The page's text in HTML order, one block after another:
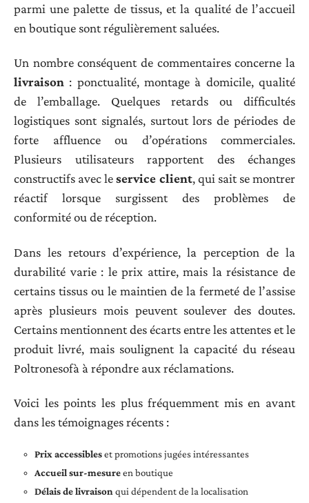
parmi une palette de tissus, et la qualité de l’accueil
en boutique sont régulièrement saluées.
Un nombre conséquent de commentaires concerne la
livraison : ponctualité, montage à domicile, qualité
de l’emballage. Quelques retards ou difficultés
logistiques sont signalés, surtout lors de périodes de
forte affluence ou d’opérations commerciales.
Plusieurs utilisateurs rapportent des échanges
constructifs avec leservice client, qui sait se montrer
réactif lorsque surgissent des problèmes de
conformité ou de réception.
Dans les retours d’expérience, la perception de la
durabilité varie : le prix attire, mais la résistance de
certains tissus ou le maintien de la fermeté de l’assise
après plusieurs mois peuvent soulever des doutes.
Certains mentionnent des écarts entre les attentes et le
produit livré, mais soulignent la capacité du réseau
Poltronesofà à répondre aux réclamations.
Voici les points les plus fréquemment mis en avant
dans les témoignages récents :
Prix accessibleset promotions jugées intéressantes
Accueil sur-mesureen boutique
Délais de livraison qui dépendent de la localisation